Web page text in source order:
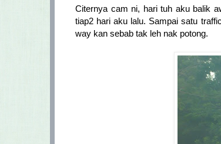
Citernya cam ni, hari tuh aku balik
tiap2 hari aku lalu. Sampai satu
way kan sebab tak leh nak potong.